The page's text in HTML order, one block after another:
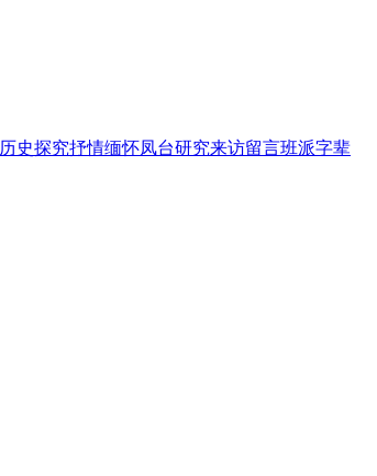
历史探究抒情缅怀凤台研究来访留言班派字辈